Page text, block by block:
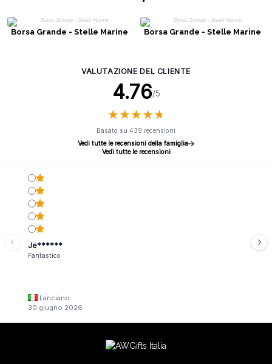
Borsa Grande - Stelle Marine Borsa Grande - Stelle Marine
VALUTAZIONE DEL CLIENTE
4.76/5
★★★★★
★★★★★
Basato su 439 recensioni
Vedi tutte le recensioni della famiglia
Vedi tutte le recensioni
Je******
Fantastico
Lanciano
30 giugno 2026